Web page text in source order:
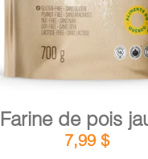
Farine de pois
7,99 $